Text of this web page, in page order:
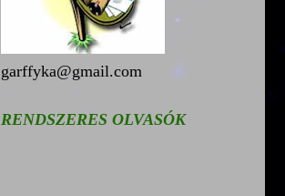
garffyka@gmail.com
RENDSZERES OLVASÓK